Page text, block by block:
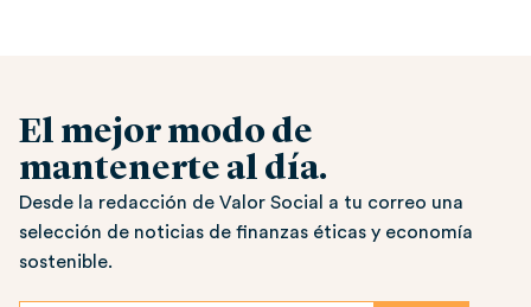
El mejor modo de
mantenerte al día.
Desde la redacción de Valor Social a tu correo una
selección de noticias de finanzas éticas y economía
sostenible.